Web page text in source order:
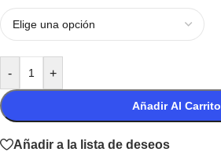
- +
Añadir Al Carrito
Añadir a la lista de deseos